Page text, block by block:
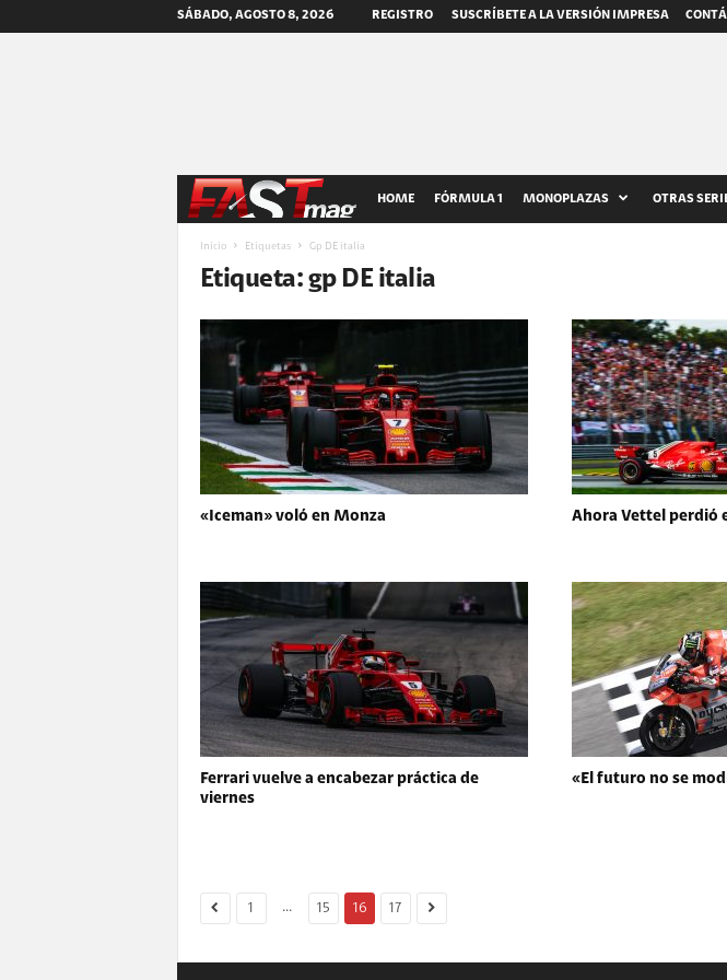
SÁBADO, AGOSTO 8, 2026 REGISTRO SUSCRÍBETE A LA VERSIÓN IMPRESA
m
a
g
HOME FÓRMULA 1 MONOPLAZAS OTRAS
Inicio Etiquetas Gp DE italia
Etiqueta: gp DE italia
«Iceman» voló en Monza Ahora Vettel perdió
Ferrari vuelve a encabezar práctica de
viernes
«El futuro no se
1 ... 15 16 17